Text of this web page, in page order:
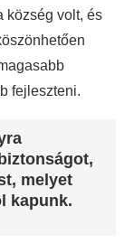
község volt, és
fejleszteni.
melyet
kapunk.